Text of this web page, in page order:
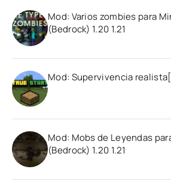
Mod: Varios zombies para
(Bedrock) 1.20 1.21
Mod: Supervivencia
Mod: Mobs de Leyendas
(Bedrock) 1.20 1.21